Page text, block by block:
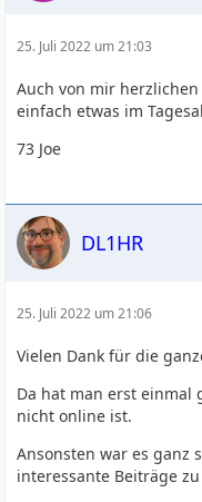
25. Juli 2022 um 21:03
Auch von mir
einfach etwas im
73 Joe
DL1HR
25. Juli 2022 um 21:06
Vielen Dank für die
Da hat man erst einmal
nicht online ist.
Ansonsten war es ganz
interessante Beiträge